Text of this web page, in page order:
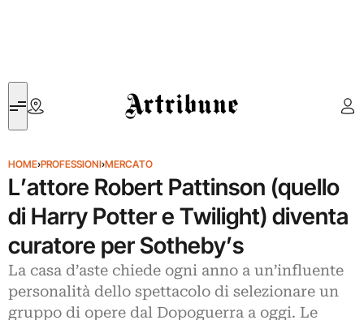
Artribune
HOME›PROFESSIONI›MERCATO
L’attore Robert Pattinson (quello
di Harry Potter e Twilight) diventa
curatore per Sotheby’s
La casa d’aste chiede ogni anno a un’influente
personalità dello spettacolo di selezionare un
gruppo di opere dal Dopoguerra a oggi. Le